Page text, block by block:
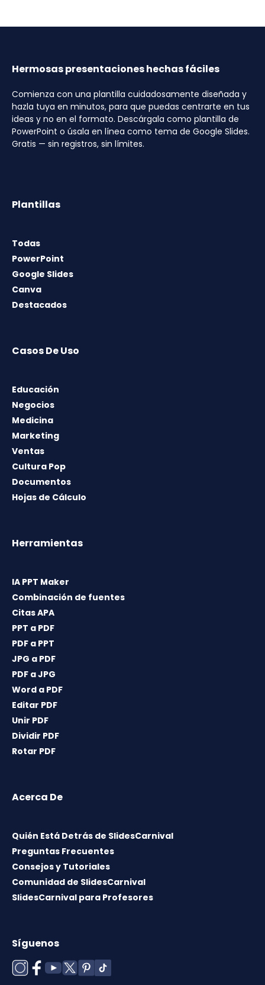
Hermosas presentaciones hechas fáciles
Comienza con una plantilla cuidadosamente diseñada y
hazla tuya en minutos, para que puedas centrarte en tus
ideas y no en el formato. Descárgala como plantilla de
PowerPoint o úsala en línea como tema de Google Slides.
Gratis — sin registros, sin límites.
Plantillas
Todas
PowerPoint
Google Slides
Canva
Destacados
Casos De Uso
Educación
Negocios
Medicina
Marketing
Ventas
Cultura Pop
Documentos
Hojas de Cálculo
Herramientas
IA PPT Maker
Combinación de fuentes
Citas APA
PPT a PDF
PDF a PPT
JPG a PDF
PDF a JPG
Word a PDF
Editar PDF
Unir PDF
Dividir PDF
Rotar PDF
Acerca De
Quién Está Detrás de SlidesCarnival
Preguntas Frecuentes
Consejos y Tutoriales
Comunidad de SlidesCarnival
SlidesCarnival para Profesores
Síguenos